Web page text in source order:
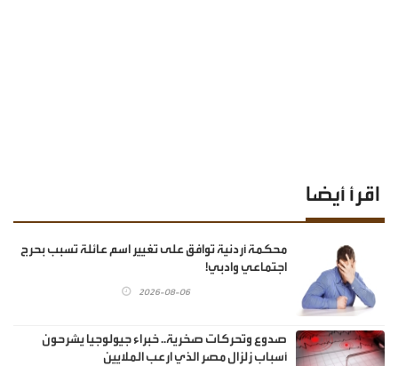
اقرأ أيضا
محكمة أردنية توافق على تغيير اسم عائلة تسبب بحرج
اجتماعي وادبي!
2026-08-06
صدوع وتحركات صخرية.. خبراء جيولوجيا يشرحون
أسباب زلزال مصر الذي ارعب الملايين